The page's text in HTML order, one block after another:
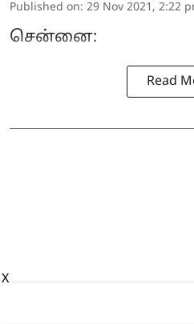
Published on: 29 Nov 2021, 2:22
சென்னை:
Read
X